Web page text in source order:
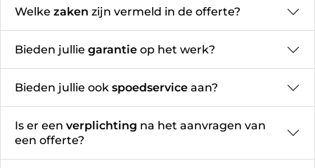
Welke zaken zijn vermeld in de offerte?
Bieden jullie garantie op het werk?
Bieden jullie ook spoedservice aan?
Is er een verplichting na het aanvragen van
een offerte?